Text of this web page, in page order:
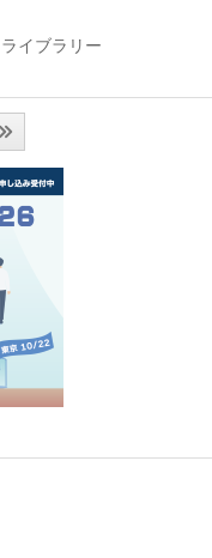
イブラリー